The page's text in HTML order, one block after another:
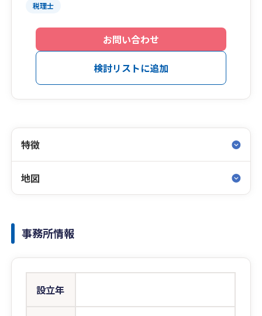
税理士
お問い合わせ
検討リストに追加
特徴
地図
事務所情報
設立年